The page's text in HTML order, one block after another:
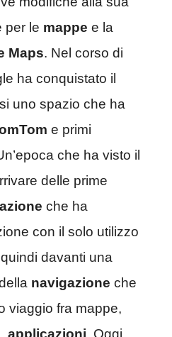
per le mappe e la
Maps. Nel corso di
ha conquistato il
uno spazio che ha
e primi
che ha visto il
delle prime
che ha
con il solo utilizzo
davanti una
navigazione che
viaggio fra mappe,
applicazioni. Oggi